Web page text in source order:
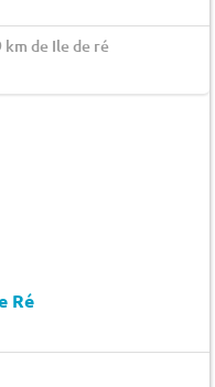
km de Ile de ré
Ré